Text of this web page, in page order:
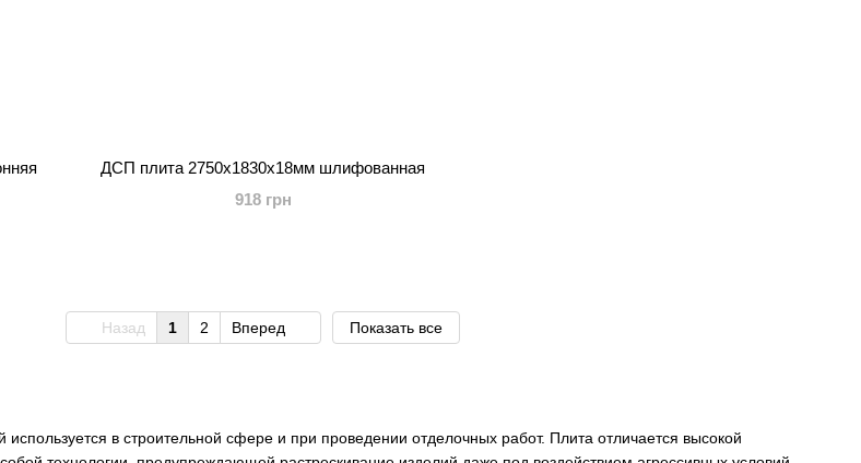
в строительной сфере и при проведении отделочных работ. Плита отличается высокой
ДСП плита 2750x1830x18мм шлифованная
918 грн
Назад 1 2 Вперед Показать все